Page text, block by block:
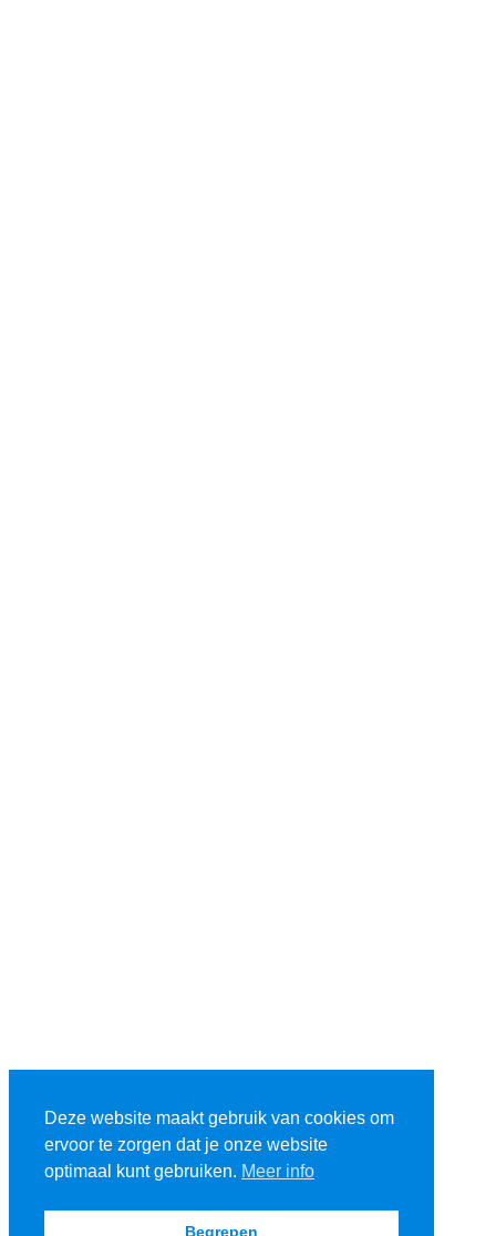
Deze website maakt gebruik van cookies om
ervoor te zorgen dat je onze website
optimaal kunt gebruiken. Meer info
Begrepen